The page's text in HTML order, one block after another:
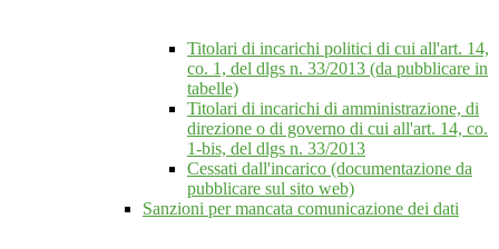
Titolari di incarichi politici di cui all'art. 14,
co. 1, del dlgs n. 33/2013 (da pubblicare in
tabelle)
Titolari di incarichi di amministrazione, di
direzione o di governo di cui all'art. 14, co.
1-bis, del dlgs n. 33/2013
Cessati dall'incarico (documentazione da
pubblicare sul sito web)
Sanzioni per mancata comunicazione dei dati